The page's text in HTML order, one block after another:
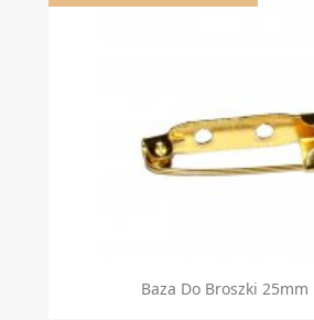
Baza Do Broszki 25mm